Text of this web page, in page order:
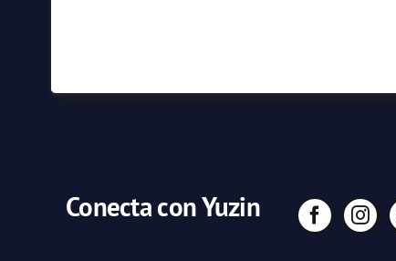
Conecta con Yuzin